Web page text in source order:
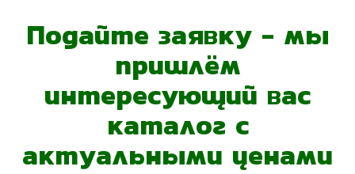
Подайте заявку - мы
пришлём
интересующий вас
каталог с
актуальными ценами